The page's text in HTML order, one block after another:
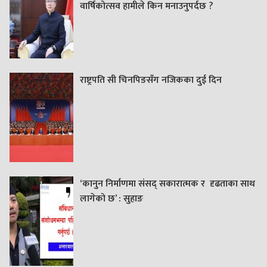
वार्षिकोत्सव हामीले किन मनाउनुपर्दछ ?
राष्ट्रपति सी चिनपिङसँग नजिकका दुई दिन
‘कानुन निर्माणमा संसद् सकारात्मक र दृढताका साथ
लागेको छ’ : सुहाङ